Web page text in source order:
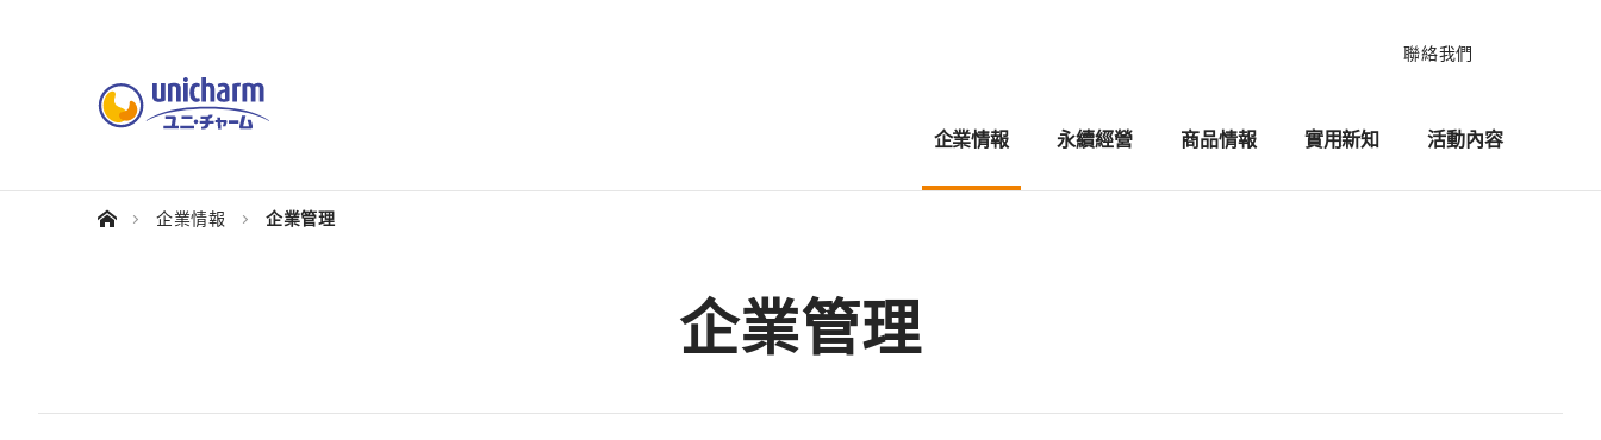
聯絡我們
企業情報 永續經營 商品情報 實用新知 活動內容
企業情報 企業管理
企業管理